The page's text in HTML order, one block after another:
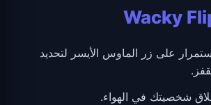
على زر الماوس الأيسر لتحديد
شخصيتك في الهواء.